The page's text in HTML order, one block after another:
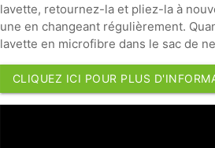
lavette, retournez-la et pliez-la à
une en changeant régulièrement.
lavette en microfibre dans le sac de
CLIQUEZ ICI POUR PLUS